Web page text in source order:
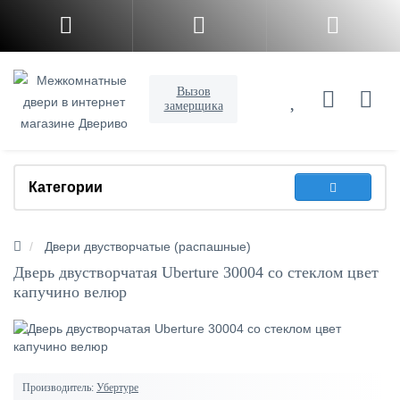
Вызов
замерщика
Категории
Двери двустворчатые (распашные)
Дверь двустворчатая Uberture 30004 со стеклом цвет
капучино велюр
Производитель: Убертуре